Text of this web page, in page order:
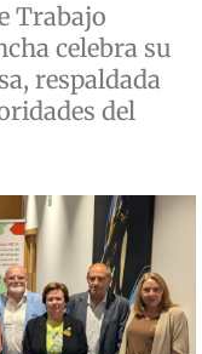
Trabajo
celebra su
respaldada
del